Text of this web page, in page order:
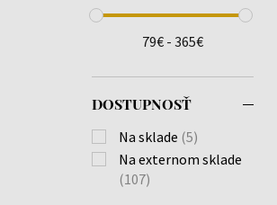
Carneo(+41)
Casio(+680)
Claude Bernard(+9)
Cluse(+1)
Daniel Wellington
(+57)
Diesel
79€ - 365€
DOSTUPNOSŤ
Na sklade (5)
Na externom sklade
(107)